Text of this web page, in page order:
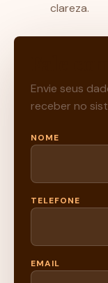
clareza.
Envie seus
receber no
NOME
TELEFONE
EMAIL